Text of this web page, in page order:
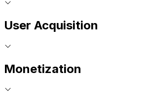
User Acquisition
Monetization